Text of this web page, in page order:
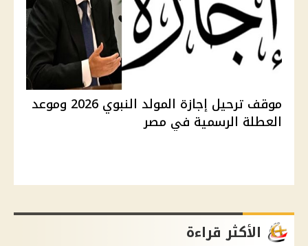
موقف ترحيل إجازة المولد النبوي 2026 وموعد
العطلة الرسمية في مصر
الأكثر قراءة